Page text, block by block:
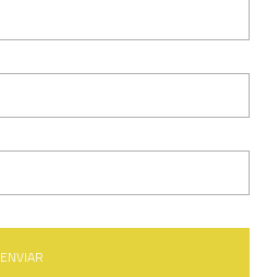
ENVIAR